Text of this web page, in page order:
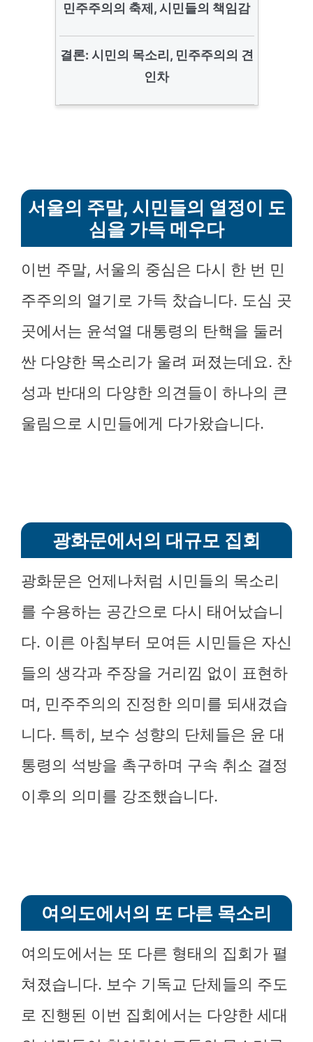
민주주의의 축제, 시민들의 책임감
결론: 시민의 목소리, 민주주의의 견
인차
서울의 주말, 시민들의 열정이 도
심을 가득 메우다
이번 주말, 서울의 중심은 다시 한 번 민
주주의의 열기로 가득 찼습니다. 도심 곳
곳에서는 윤석열 대통령의 탄핵을 둘러
싼 다양한 목소리가 울려 퍼졌는데요. 찬
성과 반대의 다양한 의견들이 하나의 큰
울림으로 시민들에게 다가왔습니다.
광화문에서의 대규모 집회
광화문은 언제나처럼 시민들의 목소리
를 수용하는 공간으로 다시 태어났습니
다. 이른 아침부터 모여든 시민들은 자신
들의 생각과 주장을 거리낌 없이 표현하
며, 민주주의의 진정한 의미를 되새겼습
니다. 특히, 보수 성향의 단체들은 윤 대
통령의 석방을 촉구하며 구속 취소 결정
이후의 의미를 강조했습니다.
여의도에서의 또 다른 목소리
여의도에서는 또 다른 형태의 집회가 펼
쳐졌습니다. 보수 기독교 단체들의 주도
로 진행된 이번 집회에서는 다양한 세대